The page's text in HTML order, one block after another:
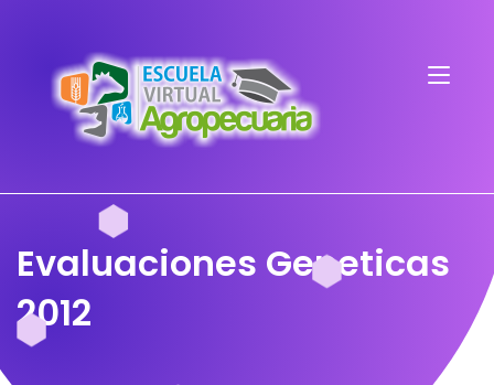
Evaluaciones Geneticas
2012